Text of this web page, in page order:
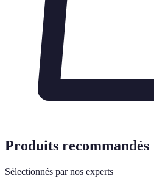
Produits recommandés
Sélectionnés par nos experts